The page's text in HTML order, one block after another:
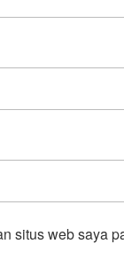
situs web saya